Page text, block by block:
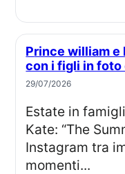
Prince william e kate middleton look estivo
con i figli in foto
29/07/2026
Estate in famiglia per Principe William e
Kate: “The
Instagram tra
momenti...